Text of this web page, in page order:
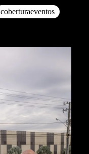
coberturaeventos